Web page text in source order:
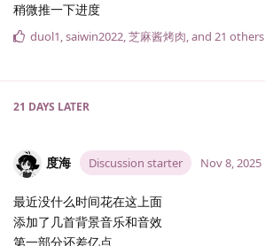
稍微推一下进度
duol1,saiwin2022,芝麻酱烤肉, and 21 others
21 DAYS LATER
度海 Discussion starter Nov 8, 2025
最近没什么时间花在这上面
添加了几首背景音乐和音效
第一部分还差亿点